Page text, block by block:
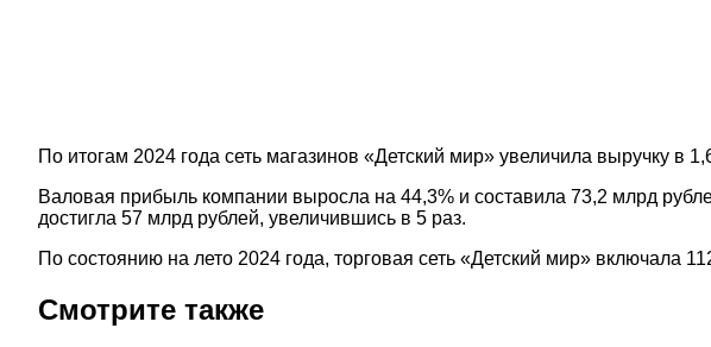
По итогам 2024 года сеть магазинов «Детский мир» увеличила выручку в
Валовая прибыль компании выросла на 44,3% и составила 73,2 млрд
достигла 57 млрд рублей, увеличившись в 5 раз.
По состоянию на лето 2024 года, торговая сеть «Детский мир» включала
Смотрите также